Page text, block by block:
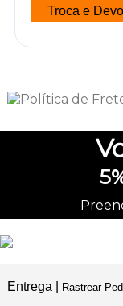
Troca e
Entrega | Rastrear